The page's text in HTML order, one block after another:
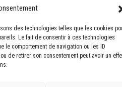
des technologies telles que les cookies
Le fait de consentir à ces technologies
le comportement de navigation ou les ID
de retirer son consentement peut avoir un
Ferrand Cedex 2